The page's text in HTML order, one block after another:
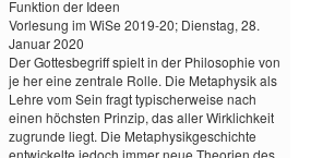
Funktion der Ideen
Vorlesung im WiSe 2019-20; Dienstag, 28.
Januar 2020
Der Gottesbegriff spielt in der Philosophie von
je her eine zentrale Rolle. Die Metaphysik als
Lehre vom Sein fragt typischerweise nach
einen höchsten Prinzip, das aller Wirklichkeit
zugrunde liegt. Die Metaphysikgeschichte